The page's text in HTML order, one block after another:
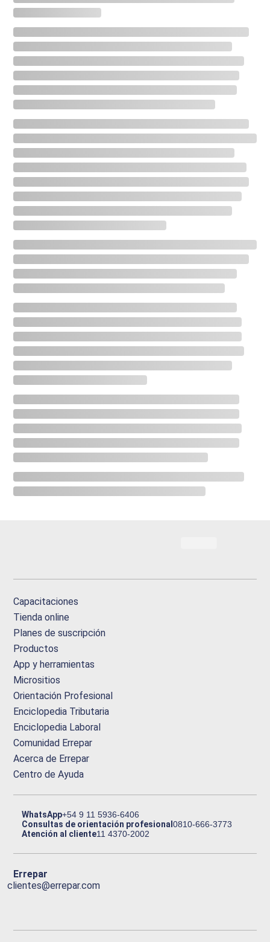
Capacitaciones
Tienda online
Planes de suscripción
Productos
App y herramientas
Micrositios
Orientación Profesional
Enciclopedia Tributaria
Enciclopedia Laboral
Comunidad Errepar
Acerca de Errepar
Centro de Ayuda
WhatsApp+54 9 11 5936-6406
Consultas de orientación profesional0810-666-3773
Atención al cliente11 4370-2002
Errepar
clientes@errepar.com